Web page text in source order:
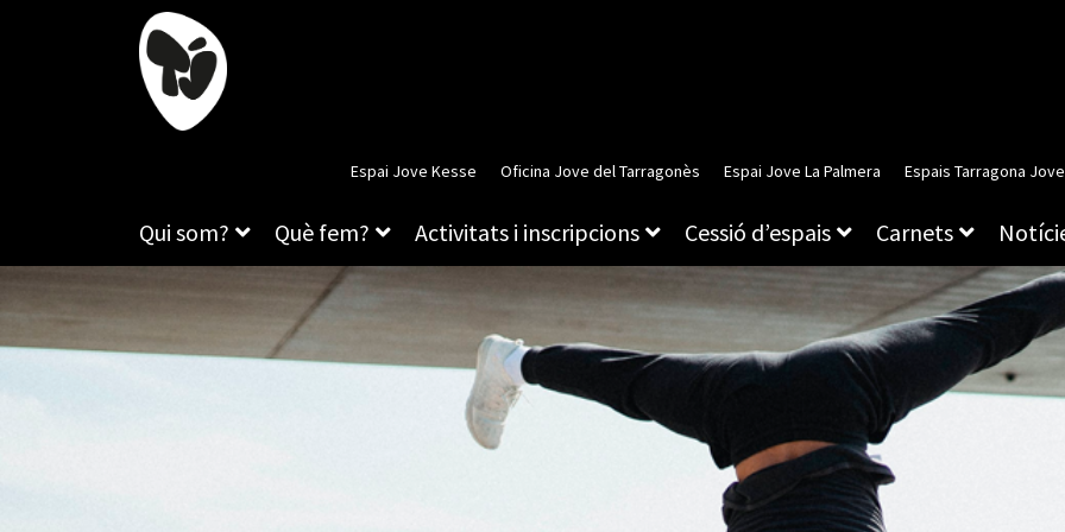
Espai Jove Kesse Oficina Jove del Tarragonès Espai Jove La Palmera Espais Tarragona Jove
Qui som? Què fem? Activitats i inscripcions Cessió d’espais Carnets